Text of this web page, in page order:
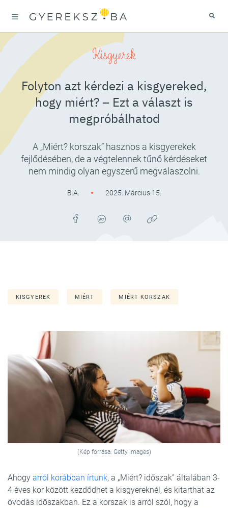
Kisgyerek
Folyton azt kérdezi a kisgyereked,
hogy miért? – Ezt a választ is
megpróbálhatod
A „Miért? korszak” hasznos a kisgyerekek
fejlődésében, de a végtelennek tűnő kérdéseket
nem mindig olyan egyszerű megválaszolni.
B.A. 2025. Március 15.
KISGYEREK MIÉRT MIÉRT KORSZAK
(Kép forrása: Getty Images)
Ahogy arról korábban írtunk, a „Miért? időszak” általában 3-
4 éves kor között kezdődhet a kisgyereknél, és kitarthat az
óvodás időszakban. Ez a korszak is arról szól, hogy a